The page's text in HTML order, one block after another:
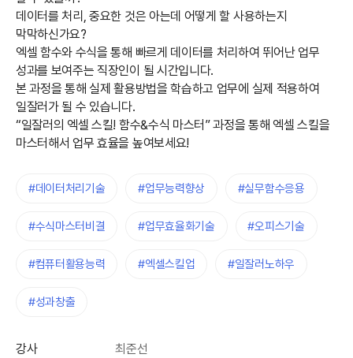
데이터를 처리, 중요한 것은 아는데 어떻게 할 사용하는지
막막하신가요?
엑셀 함수와 수식을 통해 빠르게 데이터를 처리하여 뛰어난 업무
성과를 보여주는 직장인이 될 시간입니다.
본 과정을 통해 실제 활용방법을 학습하고 업무에 실제 적용하여
일잘러가 될 수 있습니다.
“일잘러의 엑셀 스킬! 함수&수식 마스터” 과정을 통해 엑셀 스킬을
마스터해서 업무 효율을 높여보세요!
#데이터처리기술 #업무능력향상 #실무함수응용
#수식마스터비결 #업무효율화기술 #오피스기술
#컴퓨터활용능력 #엑셀스킬업 #일잘러노하우
#성과창출
강사
최준선